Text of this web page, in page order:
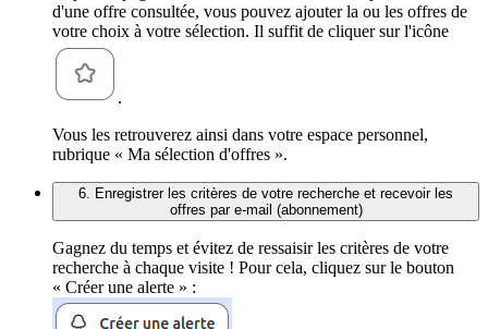
d'une offre consultée, vous pouvez ajouter la ou les offres de
votre choix à votre sélection. Il suffit de cliquer sur l'icône
.
Vous les retrouverez ainsi dans votre espace personnel,
rubrique « Ma sélection d'offres ».
6. Enregistrer les critères de votre recherche et recevoir les
offres par e-mail (abonnement)
Gagnez du temps et évitez de ressaisir les critères de votre
recherche à chaque visite ! Pour cela, cliquez sur le bouton
« Créer une alerte » :